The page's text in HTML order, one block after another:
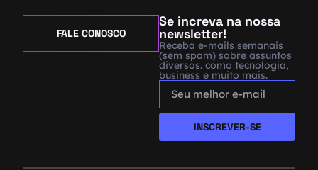
Se increva na nossa
newsletter!
Receba e-mails semanais
(sem spam) sobre assuntos
diversos. como tecnologia,
business e muito mais.
INSCREVER-SE
FALE CONOSCO